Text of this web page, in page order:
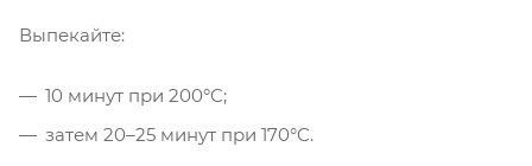
Выпекайте:
10 минут при 200°C;
затем 20–25 минут при 170°C.